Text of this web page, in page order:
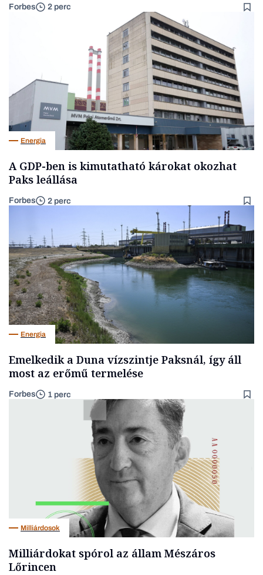
Forbes 2 perc
Energia
A GDP-ben is kimutatható károkat okozhat
Paks leállása
Forbes 2 perc
Energia
Emelkedik a Duna vízszintje Paksnál, így áll
most az erőmű termelése
Forbes 1 perc
Milliárdosok
Milliárdokat spórol az állam Mészáros
Lőrincen